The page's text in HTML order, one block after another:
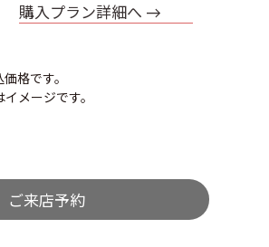
購入プラン詳細へ →
格です。
メージです。
ご来店予約